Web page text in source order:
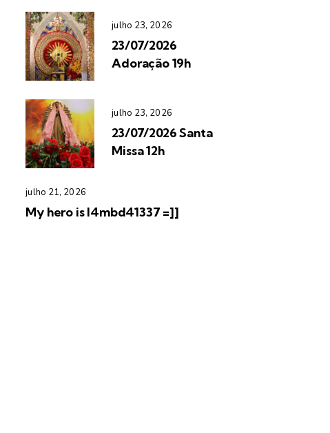
julho 23, 2026
23/07/2026
Adoração 19h
julho 23, 2026
23/07/2026 Santa
Missa 12h
julho 21, 2026
My hero is l4mbd41337 =]]